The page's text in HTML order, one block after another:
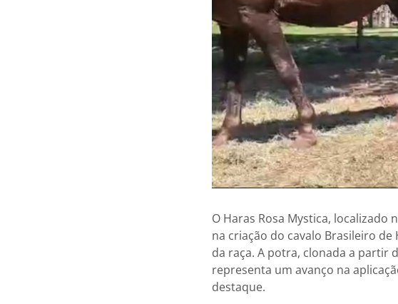
O Haras Rosa Mystica, localizado
na criação do cavalo Brasileiro
da raça. A potra, clonada a partir
representa um avanço na
destaque.